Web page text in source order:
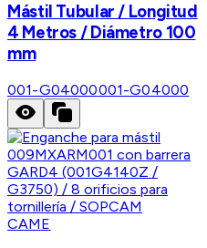
Mástil Tubular / Longitud
4 Metros / Diámetro 100
mm
001-G04000001-G04000
CAME